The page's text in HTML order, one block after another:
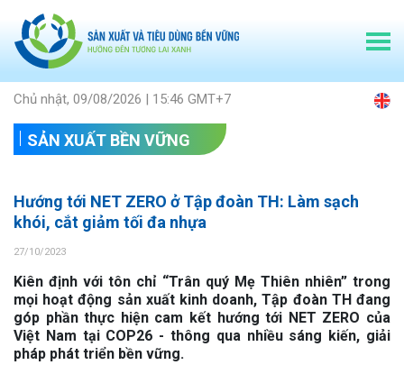
Chủ nhật, 09/08/2026 | 15:46 GMT+7
SẢN XUẤT BỀN VỮNG
Hướng tới NET ZERO ở Tập đoàn TH: Làm sạch
khói, cắt giảm tối đa nhựa
27/10/2023
Kiên định với tôn chỉ “Trân quý Mẹ Thiên nhiên” trong
mọi hoạt động sản xuất kinh doanh, Tập đoàn TH đang
góp phần thực hiện cam kết hướng tới NET ZERO của
Việt Nam tại COP26 - thông qua nhiều sáng kiến, giải
pháp phát triển bền vững.